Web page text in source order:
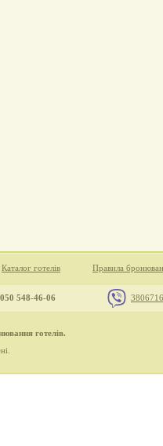
Каталог готелів Правила
548-46-06
готелів.